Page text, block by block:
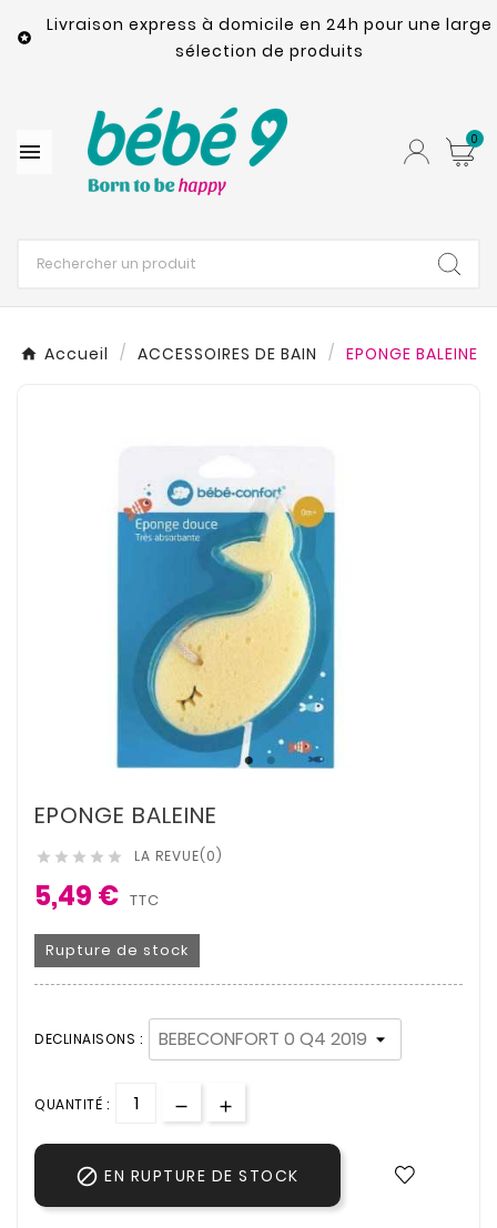

Livraison express à domicile en 24h pour une large
sélection de produits
 0
Accueil ACCESSOIRES DE BAIN EPONGE BALEINE
EPONGE BALEINE
     LA REVUE(0)
5,49 € TTC
Rupture de stock
DECLINAISONS :
QUANTITÉ :
 EN RUPTURE DE STOCK